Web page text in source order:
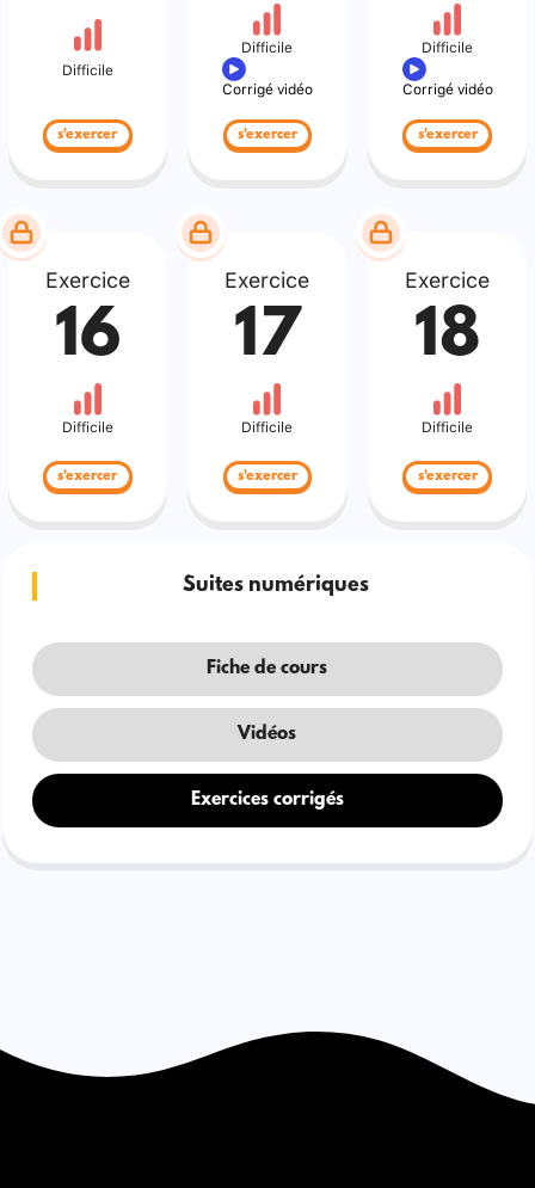
Difficile
s'exercer
Difficile
Corrigé vidéo
s'exercer
Difficile
Corrigé vidéo
s'exercer
Exercice
16
Difficile
s'exercer
Exercice
17
Difficile
s'exercer
Exercice
18
Difficile
s'exercer
Suites numériques
Fiche de cours
Vidéos
Exercices corrigés